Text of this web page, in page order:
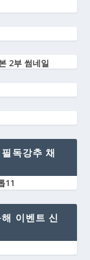
독강추 채
이벤트 신